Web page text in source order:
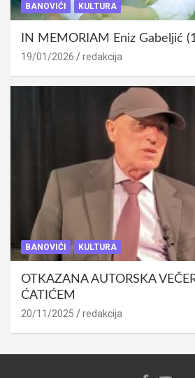
BANOVIĆI KULTURA
IN MEMORIAM Eniz Gabeljić
19/01/2026 redakcija
BANOVIĆI KULTURA
OTKAZANA AUTORSKA
ĆATIĆEM
20/11/2025 redakcija